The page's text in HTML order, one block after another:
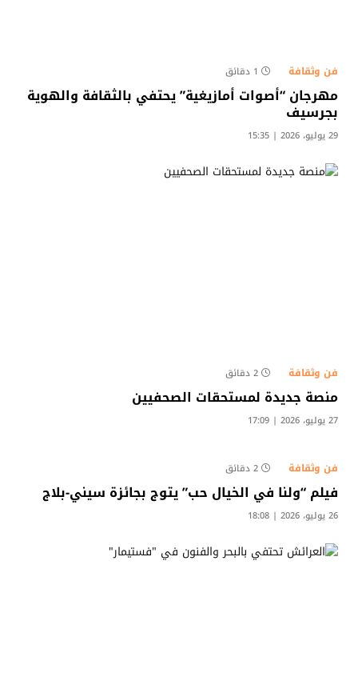
فن وثقافة 1 دقائق
مهرجان “أصوات أمازيغية” يحتفي بالثقافة والهوية
بجرسيف
29 يوليو، 2026 | 15:35
فن وثقافة 2 دقائق
منصة جديدة لمستحقات الصحفيين
27 يوليو، 2026 | 17:09
فن وثقافة 2 دقائق
فيلم “ولنا في الخيال حب” يتوج بجائزة سيني-بلاج
26 يوليو، 2026 | 18:08